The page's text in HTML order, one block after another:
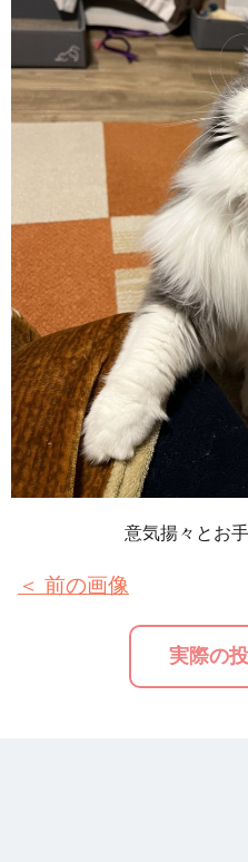
意気揚々とお
＜ 前の画像
実際の